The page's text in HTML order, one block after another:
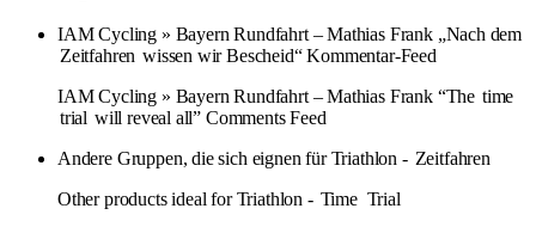
IAM Cycling » Bayern Rundfahrt – Mathias Frank „Nach dem
Zeitfahren wissen wir Bescheid“ Kommentar-Feed
IAM Cycling » Bayern Rundfahrt – Mathias Frank “The time
trial will reveal all” Comments Feed
Andere Gruppen, die sich eignen für Triathlon - Zeitfahren
Other products ideal for Triathlon - Time Trial